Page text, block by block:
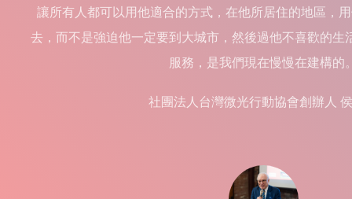
讓所有人都可以用他適合的方式，在他所居住的地區，
去，而不是強迫他一定要到大城市，然後過他不喜歡的生
服務，是我們現在慢慢在建構的
社團法人台灣微光行動協會創辦人